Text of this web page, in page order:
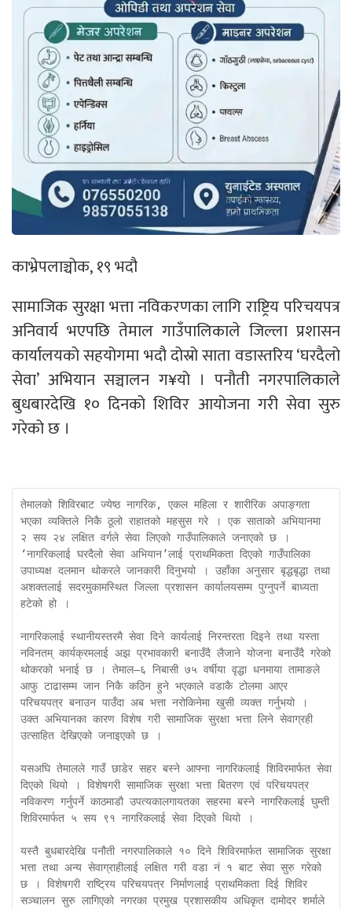
काभ्रेपलाञ्चोक, १९ भदौ
सामाजिक सुरक्षा भत्ता नविकरणका लागि राष्ट्रिय परिचयपत्र
अनिवार्य भएपछि तेमाल गाउँपालिकाले जिल्ला प्रशासन
कार्यालयको सहयोगमा भदौ दोस्रो साता वडास्तरिय ‘घरदैलो
सेवा’ अभियान सञ्चालन ग¥यो । पनौती नगरपालिकाले
बुधबारदेखि १० दिनको शिविर आयोजना गरी सेवा सुरु
गरेको छ ।
तेमालको शिविरबाट ज्येष्ठ नागरिक, एकल महिला र शारीरिक अपाङ्गता
भएका व्यक्तिले निकै ठूलो राहातको महसुस गरे । एक साताको अभियानमा
२ सय २४ लक्षित वर्गले सेवा लिएको गाउँपालिकाले जनाएको छ ।
‘नागरिकलाई घरदैलो सेवा अभियान’लाई प्राथमिकता दिएको गाउँपालिका
उपाध्यक्ष दलमान थोकरले जानकारी दिनुभयो । उहाँका अनुसार बृद्धबृद्धा तथा
अशक्तलाई सदरमुकामस्थित जिल्ला प्रशासन कार्यालयसम्म पुग्नुपर्ने बाध्यता
हटेको हो ।
नागरिकलाई स्थानीयस्तरमै सेवा दिने कार्यलाई निरन्तरता दिइने तथा यस्ता
नविनतम् कार्यक्रमलाई अझ प्रभावकारी बनाउँदै लैजाने योजना बनाउँदै गरेको
थोकरको भनाई छ । तेमाल–६ निबासी ७५ वर्षीया वृद्धा धनमाया तामाङले
आफु टाढासम्म जान निकै कठिन हुने भएकाले वडाकै टोलमा आएर
परिचयपत्र बनाउन पाउँदा अब भत्ता नरोकिनेमा खुसी व्यक्त गर्नुभयो ।
उक्त अभियानका कारण विशेष गरी सामाजिक सुरक्षा भत्ता लिने सेवाग्रही
उत्साहित देखिएको जनाइएको छ ।
यसअघि तेमालले गाउँ छाडेर सहर बस्ने आफ्ना नागरिकलाई शिविरमार्फत सेवा
दिएको थियो । विशेषगरी सामाजिक सुरक्षा भत्ता बितरण एवं परिचयपत्र
नविकरण गर्नुपर्ने काठमाडौ उपत्यकालगायतका सहरमा बस्ने नागरिकलाई घुम्ती
शिविरमार्फत ५ सय ९१ नागरिकलाई सेवा दिएको थियो ।
यस्तै बुधबारदेखि पनौती नगरपालिकाले १० दिने शिविरमार्फत सामाजिक सुरक्षा
भत्ता तथा अन्य सेवाग्राहीलाई लक्षित गरी वडा नं १ बाट सेवा सुरु गरेको
छ । विशेषगरी राष्ट्रिय परिचयपत्र निर्माणलाई प्राथमिकता दिई शिविर
सञ्चालन सुरु लागिएको नगरका प्रमुख प्रशासकीय अधिकृत दामोदर शर्माले